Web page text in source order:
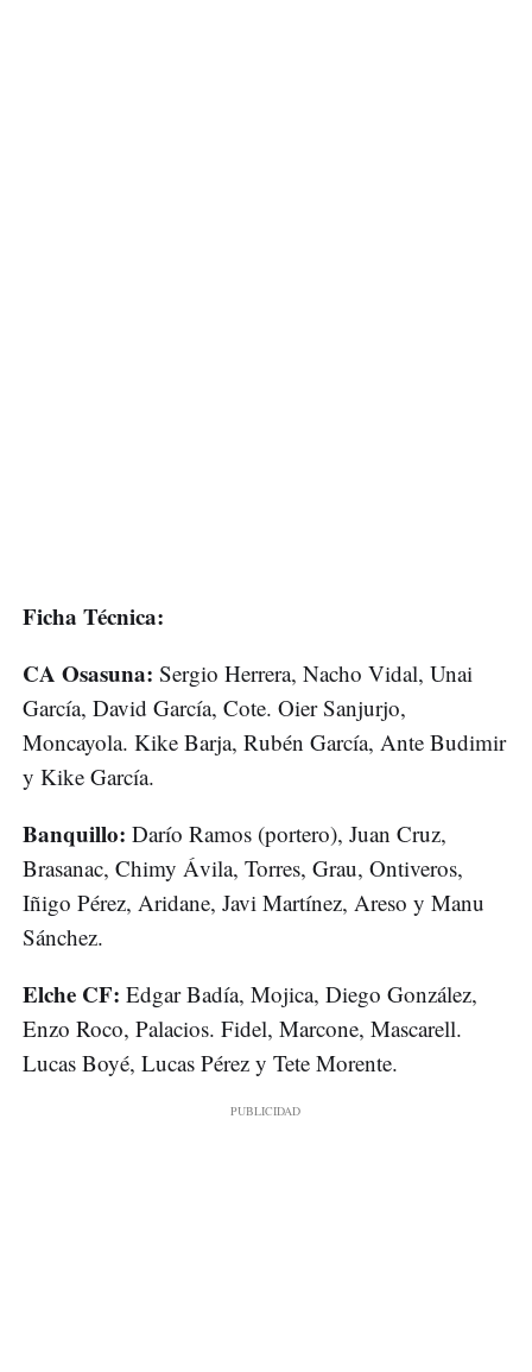
Ficha Técnica:
CA Osasuna: Sergio Herrera, Nacho Vidal, Unai
García, David García, Cote. Oier Sanjurjo,
Moncayola. Kike Barja, Rubén García, Ante Budimir
y Kike García.
Banquillo: Darío Ramos (portero), Juan Cruz,
Brasanac, Chimy Ávila, Torres, Grau, Ontiveros,
Iñigo Pérez, Aridane, Javi Martínez, Areso y Manu
Sánchez.
Elche CF: Edgar Badía, Mojica, Diego González,
Enzo Roco, Palacios. Fidel, Marcone, Mascarell.
Lucas Boyé, Lucas Pérez y Tete Morente.